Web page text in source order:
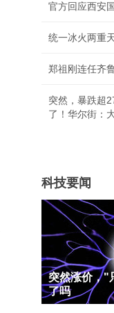
官方回应西安
统一冰火两重
郑祖刚连任齐
突然，暴跌超
了！华尔街：
科技要闻
突然涨价，"
了吗